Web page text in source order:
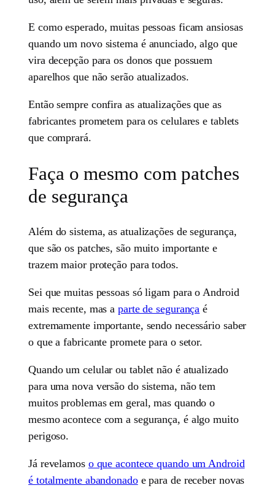
E como esperado, muitas pessoas ficam ansiosas
quando um novo sistema é anunciado, algo que
vira decepção para os donos que possuem
aparelhos que não serão atualizados.
Então sempre confira as atualizações que as
fabricantes prometem para os celulares e tablets
que comprará.
Faça o mesmo com patches
de segurança
Além do sistema, as atualizações de segurança,
que são os patches, são muito importante e
trazem maior proteção para todos.
Sei que muitas pessoas só ligam para o Android
mais recente, mas aparte de segurança é
extremamente importante, sendo necessário saber
o que a fabricante promete para o setor.
Quando um celular ou tablet não é atualizado
para uma nova versão do sistema, não tem
muitos problemas em geral, mas quando o
mesmo acontece com a segurança, é algo muito
perigoso.
Já revelamos o que acontece quando um Android
é totalmente abandonadoe para de receber novas